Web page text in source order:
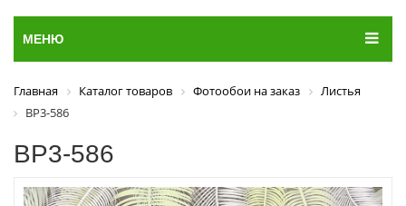
МЕНЮ
Главная Каталог товаров Фотообои на заказ
Листья
ВР3-586
ВР3-586